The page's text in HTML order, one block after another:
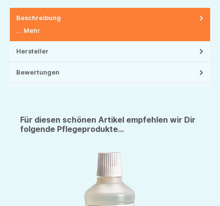
Beschreibung
… Mehr
Hersteller
Bewertungen
Für diesen schönen Artikel empfehlen wir Dir
folgende Pflegeprodukte...